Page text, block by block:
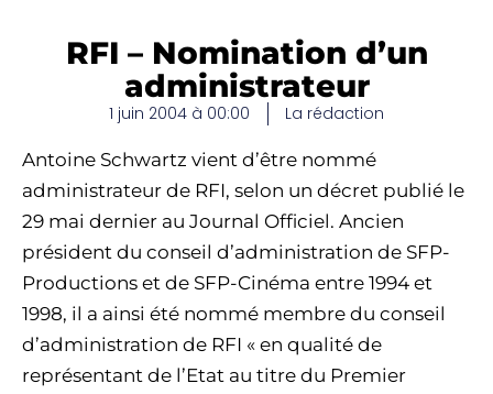
RFI – Nomination d’un
administrateur
1 juin 2004 à 00:00 La rédaction
Antoine Schwartz vient d’être nommé
administrateur de RFI, selon un décret publié le
29 mai dernier au Journal Officiel. Ancien
président du conseil d’administration de SFP-
Productions et de SFP-Cinéma entre 1994 et
1998, il a ainsi été nommé membre du conseil
d’administration de RFI « en qualité de
représentant de l’Etat au titre du Premier